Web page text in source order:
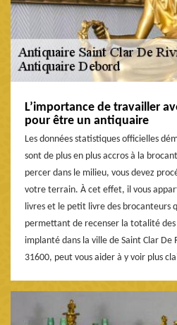
L’importance de travailler
pour être un antiquaire
Les données statistiques officielles
sont de plus en plus accros à la
percer dans le milieu, vous devez
votre terrain. À cet effet, il vous
livres et le petit livre des brocanteurs
permettant de recenser la totalité des
implanté dans la ville de Saint Clar
31600, peut vous aider à y voir plus